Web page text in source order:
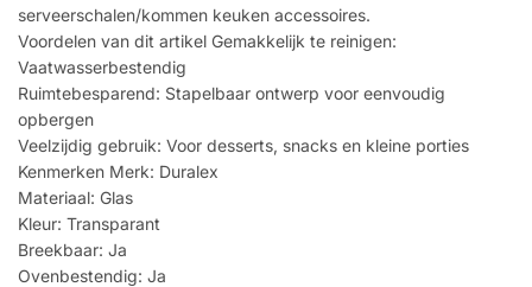
serveerschalen/kommen keuken accessoires.
Voordelen van dit artikel Gemakkelijk te reinigen:
Vaatwasserbestendig
Ruimtebesparend: Stapelbaar ontwerp voor eenvoudig
opbergen
Veelzijdig gebruik: Voor desserts, snacks en kleine porties
Kenmerken Merk: Duralex
Materiaal: Glas
Kleur: Transparant
Breekbaar: Ja
Ovenbestendig: Ja